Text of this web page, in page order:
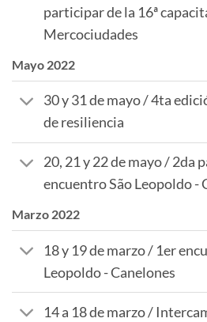
participar de la 16ª
Mercociudades
Mayo 2022
30 y 31 de mayo / 4ta
de resiliencia
20, 21 y 22 de mayo / 2da
encuentro São Leopoldo -
Marzo 2022
18 y 19 de marzo / 1er
Leopoldo - Canelones
14 a 18 de marzo /